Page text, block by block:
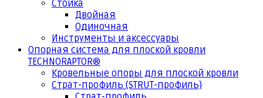
Стойка
Двойная
Одиночная
Инструменты и аксессуары
Опорная система для плоской кровли
TECHNORAPTOR®
Кровельные опоры для плоской кровли
Страт-профиль (STRUT-профиль)